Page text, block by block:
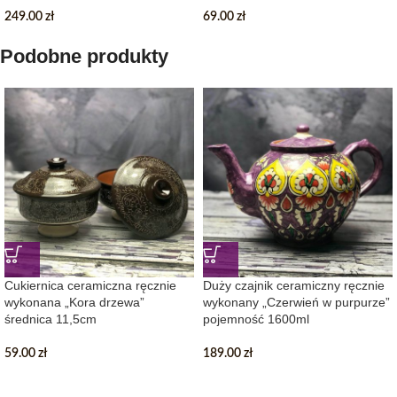
249.00 zł 69.00 zł
Podobne produkty
Cukiernica ceramiczna ręcznie
wykonana „Kora drzewa”
średnica 11,5cm
59.00 zł
Duży czajnik ceramiczny ręcznie
wykonany „Czerwień w purpurze”
pojemność 1600ml
189.00 zł